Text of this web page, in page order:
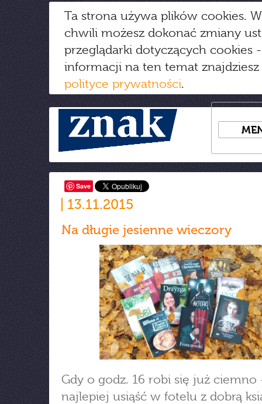
Ta strona używa plików cookies.
chwili możesz dokonać zmiany
przeglądarki dotyczących cookies
informacji na ten temat
polityce prywatności.
Save
13.11.2015
Na długie jesienne wieczory
Gdy o godz. 16 robi się już ciemno
najlepiej usiąść w fotelu z dobrą